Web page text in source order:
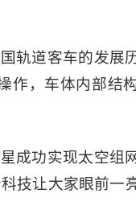
轨道客车的发展
作，车体内部结
成功实现太空组
技让大家眼前一